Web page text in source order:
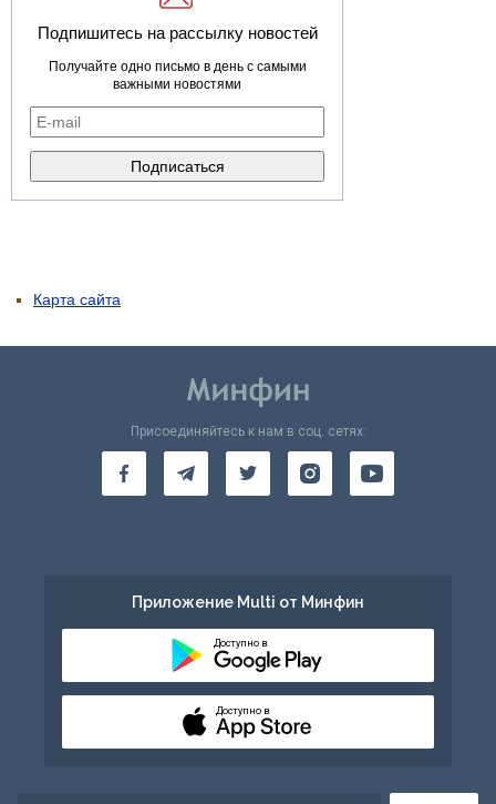
Подпишитесь на рассылку новостей
Получайте одно письмо в день с самыми
важными новостями
Карта сайта
Присоединяйтесь к нам в соц. сетях:
Приложение Multi от Минфин
Доступно в
Доступно в